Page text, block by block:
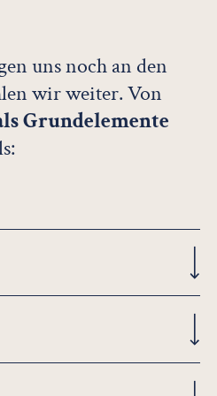
uns noch an den
wir weiter. Von
Grundelemente
von Petersen.
eigens für das